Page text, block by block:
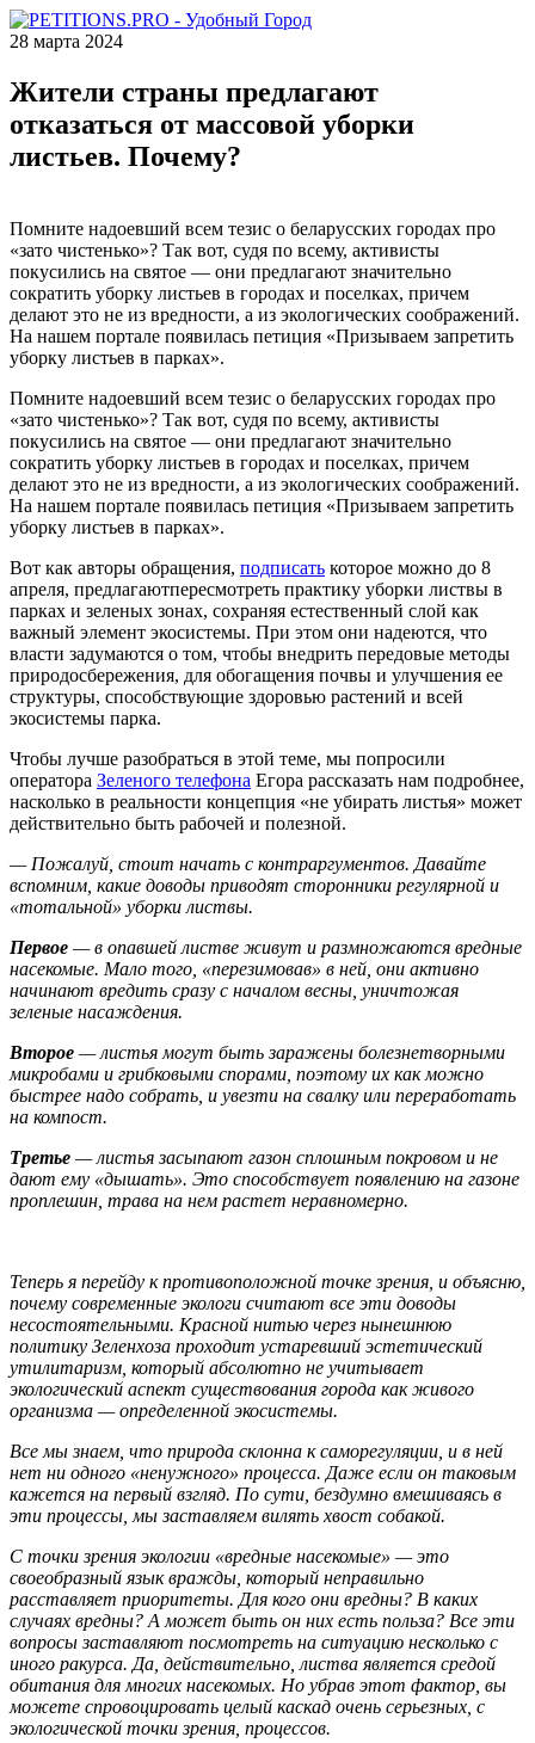
28 марта 2024
Жители страны предлагают
отказаться от массовой уборки
листьев. Почему?
Помните надоевший всем тезис о беларусских городах про
«зато чистенько»? Так вот, судя по всему, активисты
покусились на святое — они предлагают значительно
сократить уборку листьев в городах и поселках, причем
делают это не из вредности, а из экологических соображений.
На нашем портале появилась петиция «Призываем запретить
уборку листьев в парках».
Помните надоевший всем тезис о беларусских городах про
«зато чистенько»? Так вот, судя по всему, активисты
покусились на святое — они предлагают значительно
сократить уборку листьев в городах и поселках, причем
делают это не из вредности, а из экологических соображений.
На нашем портале появилась петиция «Призываем запретить
уборку листьев в парках».
Вот как авторы обращения, подписать которое можно до 8
апреля, предлагаютпересмотреть практику уборки листвы в
парках и зеленых зонах, сохраняя естественный слой как
важный элемент экосистемы. При этом они надеются, что
власти задумаются о том, чтобы внедрить передовые методы
природосбережения, для обогащения почвы и улучшения ее
структуры, способствующие здоровью растений и всей
экосистемы парка.
Чтобы лучше разобраться в этой теме, мы попросили
оператора Зеленого телефона Егора рассказать нам подробнее,
насколько в реальности концепция «не убирать листья» может
действительно быть рабочей и полезной.
— Пожалуй, стоит начать с контраргументов. Давайте
вспомним, какие доводы приводят сторонники регулярной и
«тотальной» уборки листвы.
Первое — в опавшей листве живут и размножаются вредные
насекомые. Мало того, «перезимовав» в ней, они активно
начинают вредить сразу с началом весны, уничтожая
зеленые насаждения.
Второе — листья могут быть заражены болезнетворными
микробами и грибковыми спорами, поэтому их как можно
быстрее надо собрать, и увезти на свалку или переработать
на компост.
Третье — листья засыпают газон сплошным покровом и не
дают ему «дышать». Это способствует появлению на газоне
проплешин, трава на нем растет неравномерно.
Теперь я перейду к противоположной точке зрения, и объясню,
почему современные экологи считают все эти доводы
несостоятельными. Красной нитью через нынешнюю
политику Зеленхоза проходит устаревший эстетический
утилитаризм, который абсолютно не учитывает
экологический аспект существования города как живого
организма — определенной экосистемы.
Все мы знаем, что природа склонна к саморегуляции, и в ней
нет ни одного «ненужного» процесса. Даже если он таковым
кажется на первый взгляд. По сути, бездумно вмешиваясь в
эти процессы, мы заставляем вилять хвост собакой.
С точки зрения экологии «вредные насекомые» — это
своеобразный язык вражды, который неправильно
расставляет приоритеты. Для кого они вредны? В каких
случаях вредны? А может быть он них есть польза? Все эти
вопросы заставляют посмотреть на ситуацию несколько с
иного ракурса. Да, действительно, листва является средой
обитания для многих насекомых. Но убрав этот фактор, вы
можете спровоцировать целый каскад очень серьезных, с
экологической точки зрения, процессов.